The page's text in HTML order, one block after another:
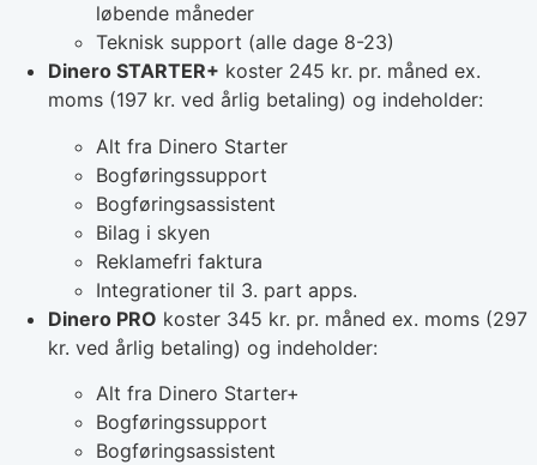
løbende måneder
Teknisk support (alle dage 8-23)
Dinero STARTER+ koster 245 kr. pr. måned ex.
moms (197 kr. ved årlig betaling) og indeholder:
Alt fra Dinero Starter
Bogføringssupport
Bogføringsassistent
Bilag i skyen
Reklamefri faktura
Integrationer til 3. part apps.
Dinero PRO koster 345 kr. pr. måned ex. moms (297
kr. ved årlig betaling) og indeholder:
Alt fra Dinero Starter+
Bogføringssupport
Bogføringsassistent